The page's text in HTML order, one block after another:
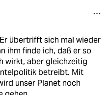
übertrifft sich mal wieder
ihm finde ich, daß er so
wirkt, aber gleichzeitig
betreibt. Mit
unser Planet noch